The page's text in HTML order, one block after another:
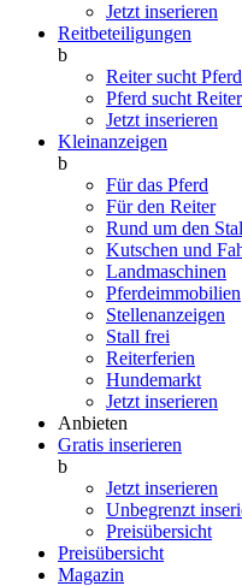
Jetzt inserieren
Reitbeteiligungen
b
Reiter sucht Pferd
Pferd sucht Reiter
Jetzt inserieren
Kleinanzeigen
b
Für das Pferd
Für den Reiter
Rund um den
Kutschen und
Landmaschinen
Pferdeimmobilien
Stellenanzeigen
Stall frei
Reiterferien
Hundemarkt
Jetzt inserieren
Anbieten
Gratis inserieren
b
Jetzt inserieren
Unbegrenzt
Preisübersicht
Preisübersicht
Magazin